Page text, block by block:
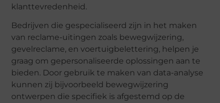
klanttevredenheid.
Bedrijven die gespecialiseerd zijn in het maken
van reclame-uitingen zoals bewegwijzering,
gevelreclame, en voertuigbelettering, helpen je
graag om gepersonaliseerde oplossingen aan te
bieden. Door gebruik te maken van data-analyse
kunnen zij bijvoorbeeld bewegwijzering
ontwerpen die specifiek is afgestemd op de